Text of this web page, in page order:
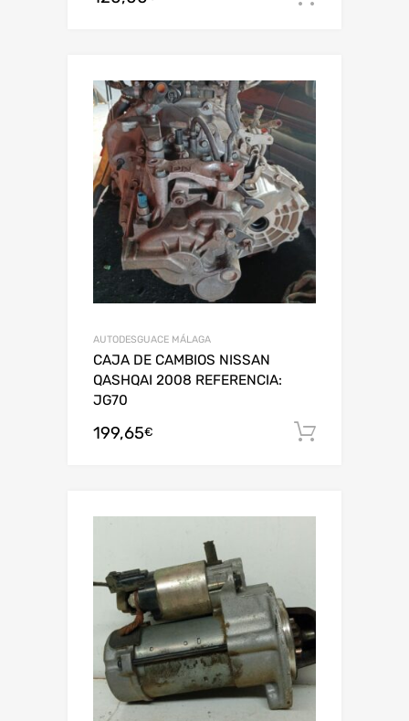
AUTODESGUACE MÁLAGA
CAJA DE CAMBIOS NISSAN
QASHQAI 2008 REFERENCIA:
JG70
199,65€